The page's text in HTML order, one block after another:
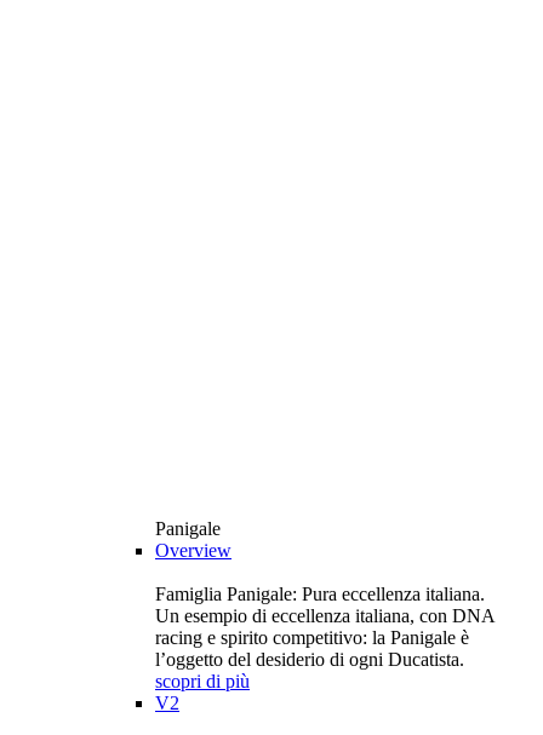
Panigale
Overview
Famiglia Panigale: Pura eccellenza italiana.
Un esempio di eccellenza italiana, con DNA
racing e spirito competitivo: la Panigale è
l’oggetto del desiderio di ogni Ducatista.
scopri di più
V2